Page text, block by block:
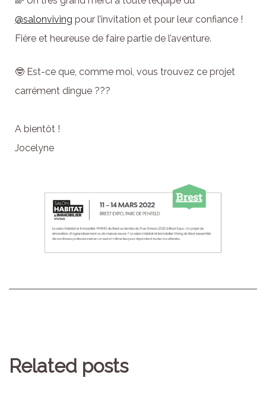
@salonviving pour l’invitation et pour leur confiance !
Fière et heureuse de faire partie de l’aventure.
🤓 Est-ce que, comme moi, vous trouvez ce projet
carrément dingue ???
A bientôt !
Jocelyne⁣⁣
Related posts